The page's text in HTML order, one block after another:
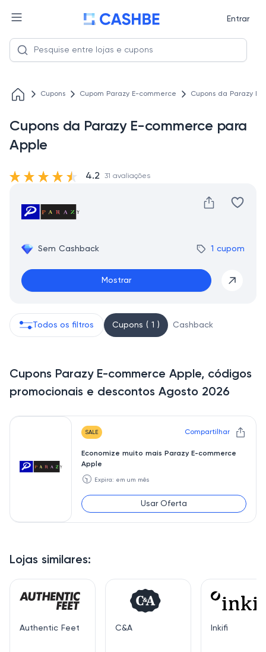
Entrar
Cupons Cupom Parazy E-commerce Cupons da Parazy
Cupons da Parazy E-commerce para
Apple
Sem Cashback 1 cupom
Mostrar
4.2 31 avaliações
Lojas similares:
Authentic Feet C&A Inkifi
Todos os filtros Cupons ( 1 ) Cashback
Cupons Parazy E-commerce Apple, códigos
promocionais e descontos Agosto 2026
SALE Compartilhar
Economize muito mais Parazy E-commerce
Apple
🕥 Expira: em um mês
Usar Oferta